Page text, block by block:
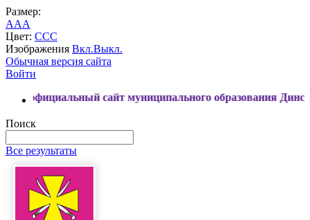
Размер:
AAA
Цвет: CCC
Изображения Вкл.Выкл.
Обычная версия сайта
Войти
сайт муниципального образования Динской район
Поиск
Все результаты